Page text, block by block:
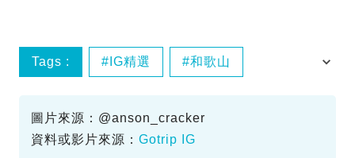
Tags : IG精選 和歌山
圖片來源：@anson_cracker
資料或影片來源： Gotrip IG